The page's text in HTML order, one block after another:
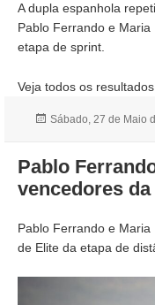
A dupla espanhola
Pablo Ferrando e
etapa de sprint.
Veja todos os resultados
Publicado
Sábado, 27 de Maio
Pablo
vencedores
Pablo Ferrando e
de Elite da etapa de